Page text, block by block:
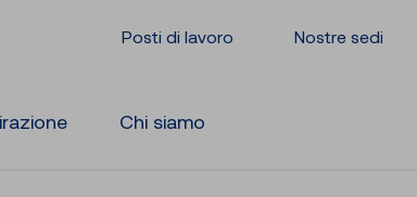
Posti di lavoro Nostre sedi
Chi siamo